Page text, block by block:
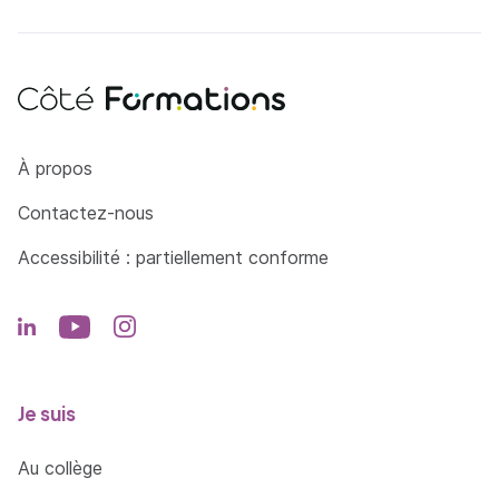
Côté Formations
À propos
Contactez-nous
Accessibilité : partiellement conforme
Je suis
Au collège